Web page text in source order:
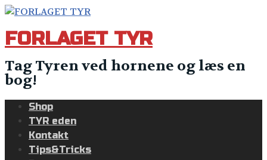
Skip
content
FORLAGET TYR
Tag Tyren ved hornene og læs en
bog!
Shop
TYR eden
Kontakt
Tips&Tricks